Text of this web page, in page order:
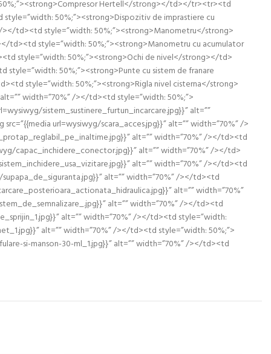
Hertell</strong></td></tr><tr><td
50%;”><strong>Dispozitiv de imprastiere cu
td><td style=”width: 50%;”><strong>Manometru</strong>
td><td style=”width: 50%;”><strong>Manometru cu acumulator
style=”width: 50%;”><strong>Ochi de nivel</strong></td>
50%;”><strong>Punte cu sistem de franare
style=”width: 50%;”><strong>Rigla nivel cisterna</strong>
width=”70%” /></td><td style=”width: 50%;”>
sistem_sustinere_furtun_incarcare.jpg}}” alt=””
url=wysiwyg/scara_acces.jpg}}” alt=”” width=”70%” />
alt=”” width=”70%” /></td><td
capac_inchidere_conector.jpg}}” alt=”” width=”70%” /></td>
alt=”” width=”70%” /></td><td
alt=”” width=”70%” /></td><td
alt=”” width=”70%”
alt=”” width=”70%” /></td><td
alt=”” width=”70%” /></td><td style=”width:
alt=”” width=”70%” /></td><td style=”width: 50%;”>
si-manson-30-ml_1.jpg}}” alt=”” width=”70%” /></td><td